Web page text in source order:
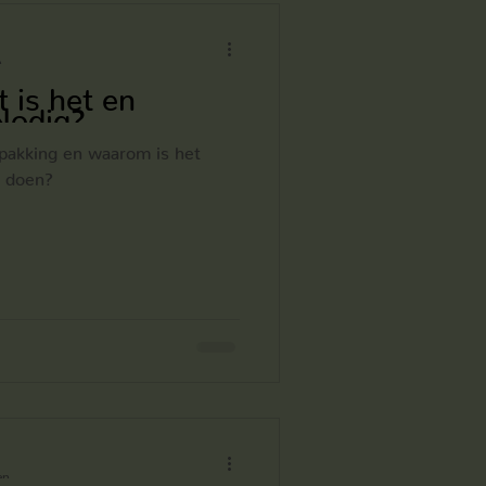
is het en
en waarom is het
doen?